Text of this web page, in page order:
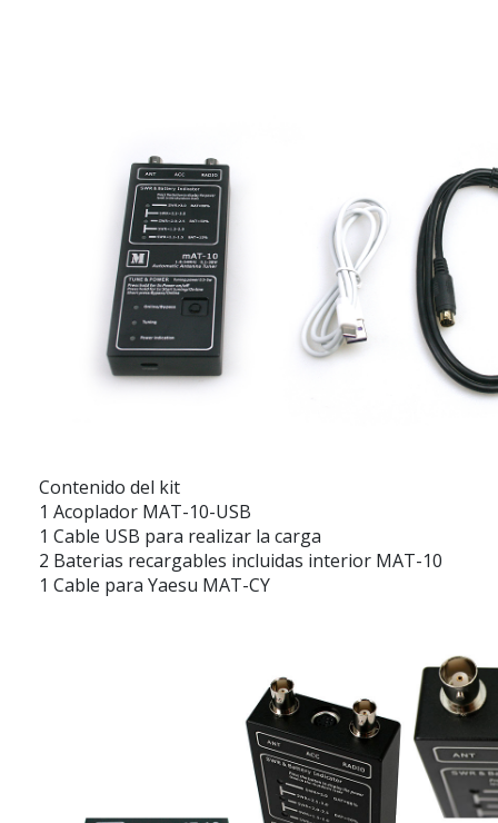
Contenido del kit
1 Acoplador MAT-10-USB
1 Cable USB para realizar la carga
2 Baterias recargables incluidas interior MAT-10
1 Cable para Yaesu MAT-CY